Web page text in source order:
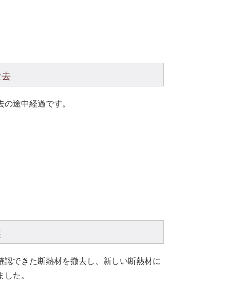
の途中経過です。
認できた断熱材を撤去し、新しい断熱材に
した。